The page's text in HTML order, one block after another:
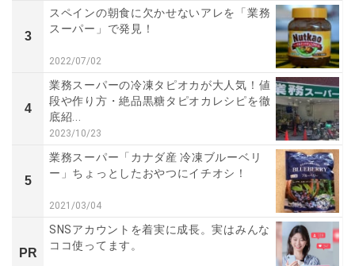
3
スペインの朝食に欠かせないアレを「業務
スーパー」で発見！
2022/07/02
4
業務スーパーの冷凍タピオカが大人気！値
段や作り方・絶品黒糖タピオカレシピを徹
底紹...
2023/10/23
5
業務スーパー「カナダ産 冷凍ブルーベリ
ー」ちょっとしたおやつにイチオシ！
2021/03/04
PR
SNSアカウントを着実に成長。実はみんな
ココ使ってます。